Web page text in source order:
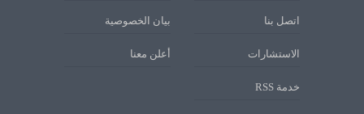
اتصل بنا بيان الخصوصية
الاستشارات أعلن معنا
خدمة RSS